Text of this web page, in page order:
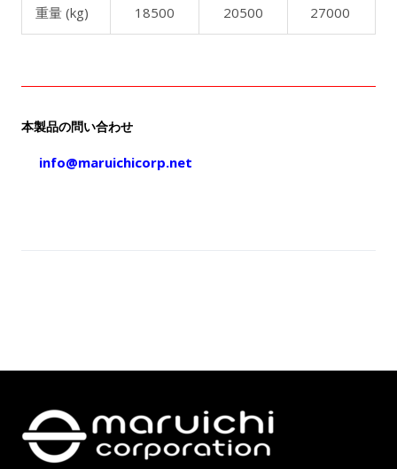
重量 (kg) 18500 20500 27000
本製品の問い合わせ
info@maruichicorp.net